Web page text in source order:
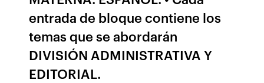
entrada de bloque contiene los
temas que se abordarán
DIVISIÓN ADMINISTRATIVA Y
EDITORIAL.